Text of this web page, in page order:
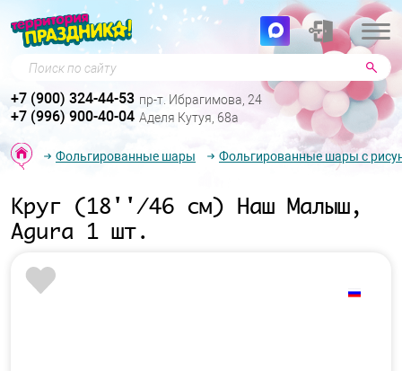
Поиск по сайту
+7 (900) 324-44-53 пр-т. Ибрагимова, 24
+7 (996) 900-40-04 Аделя Кутуя, 68а
Фольгированные шары Фольгированные шары с
Круг (18''/46 см) Наш Малыш,
Agura 1 шт.